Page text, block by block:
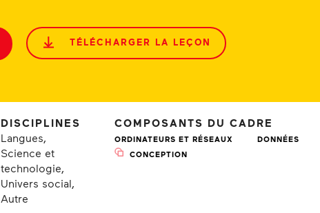
TÉLÉCHARGER LA LEÇON
DISCIPLINES
Langues,
Science et
technologie,
Univers social,
Autre
COMPOSANTS DU CADRE
ORDINATEURS ET RÉSEAUX DONNÉES
CONCEPTION